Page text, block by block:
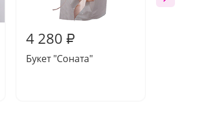
4 280 ₽
Букет "Соната"